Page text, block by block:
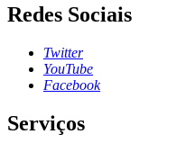
Redes Sociais
Twitter
YouTube
Facebook
Serviços